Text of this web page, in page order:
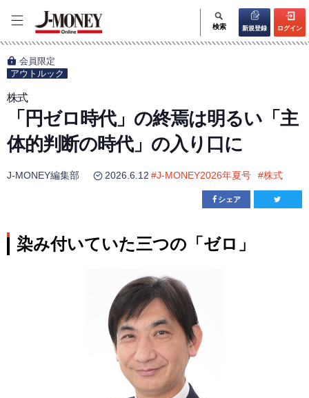
検索 新規登録 ログイン
会員限定
アウトルック
株式
「円ゼロ時代」の終焉は明るい「主
体的判断の時代」の入り口に
J-MONEY編集部 2026.6.12 #J-MONEY2026年夏号 #株式
シェア
染み付いていた三つの「ゼロ」